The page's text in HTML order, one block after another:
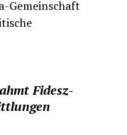
Gemeinschaft
Fidesz-